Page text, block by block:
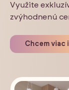
Využite
zvýhodnenú
Chcem viac